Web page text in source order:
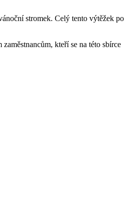
stromek. Celý tento výtěžek po
kteří se na této sbírce